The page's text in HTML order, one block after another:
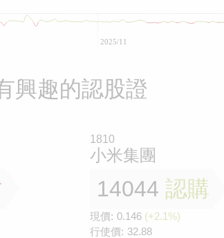
2025/11
興趣的認股證
1810
小米集團
14044 認購
現價: 0.146 (+2.1%)
行使價: 32.88